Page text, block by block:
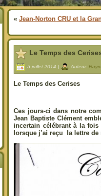
« Jean-Norton CRU et la
Le Temps des
5 juillet 2014 | Auteur:
Le Temps des Cerises
Ces jours-ci dans notre
Jean Baptiste Clément
incertain célébrant à la
lorsque j’ai reçu la lettre